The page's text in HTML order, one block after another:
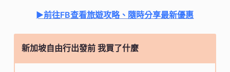
►前往FB查看旅遊攻略、隨時分享最新優惠
新加坡自由行出發前 我買了什麼